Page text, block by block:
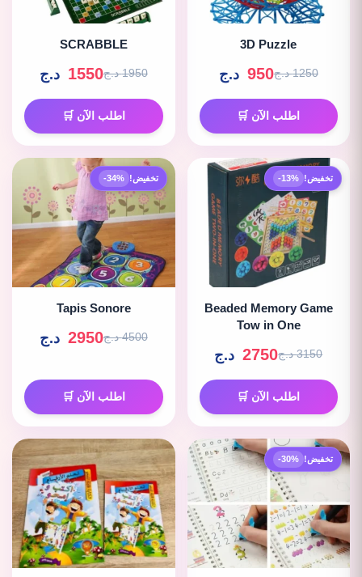
3D Puzzle
1250 د.ج 950 د.ج
اطلب الآن 🛒
SCRABBLE
1950 د.ج 1550 د.ج
اطلب الآن 🛒
تخفيض! -13%
Beaded Memory Game
Tow in One
3150 د.ج 2750 د.ج
اطلب الآن 🛒
تخفيض! -34%
Tapis Sonore
4500 د.ج 2950 د.ج
اطلب الآن 🛒
تخفيض! -30%